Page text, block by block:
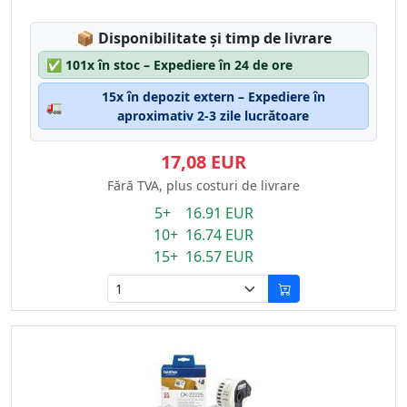
📦 Lagerstatus:
Disponibilitate și timp de livrare
✅ 101x în stoc – Expediere în 24 de ore
🚛
15x în depozit extern – Expediere în
aproximativ 2-3 zile lucrătoare
17,08 EUR
Fără TVA, plus costuri de livrare
5+ 16.91 EUR
10+ 16.74 EUR
15+ 16.57 EUR